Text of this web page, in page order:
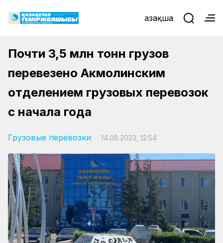
Қазақша
Почти 3,5 млн тонн грузов
перевезено Акмолинским
отделением грузовых перевозок
с начала года
Грузовые перевозки 14.08.2023, 12:54